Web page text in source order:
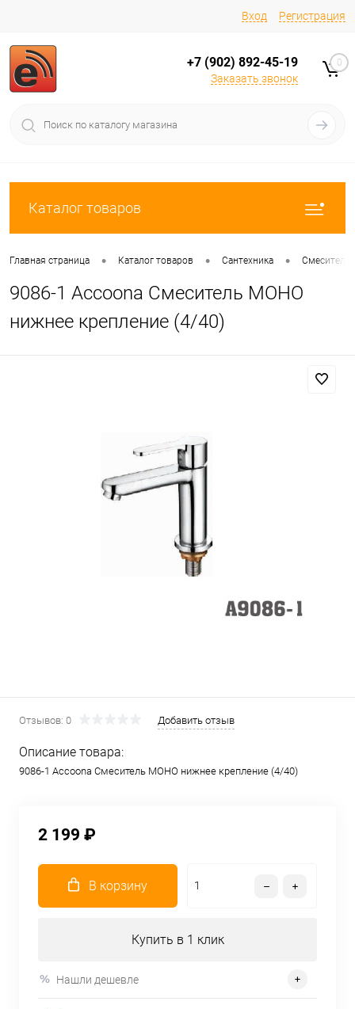
Вход Регистрация
+7 (902) 892-45-19
Заказать звонок
0
Каталог товаров
Главная страница • Каталог товаров • Сантехника • Смесители
9086-1 Accoona Смеситель МОНО
нижнее крепление (4/40)
Отзывов: 0 Добавить отзыв
Описание товара:
9086-1 Accoona Смеситель МОНО нижнее крепление (4/40)
2 199 ₽
В корзину
Купить в 1 клик
Нашли дешевле